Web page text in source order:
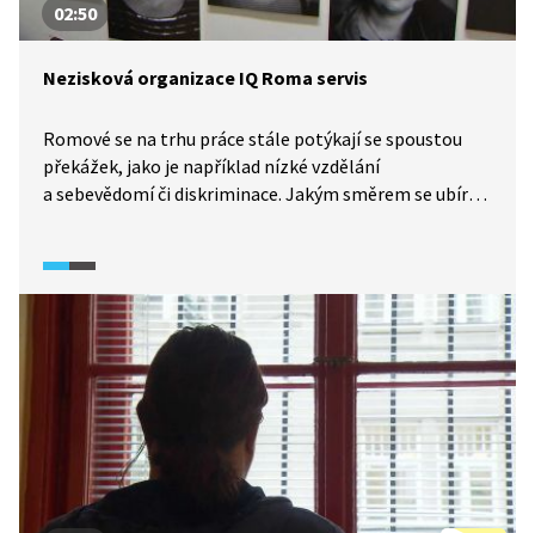
02:50
Nezisková organizace IQ Roma servis
Romové se na trhu práce stále potýkají se spoustou
překážek, jako je například nízké vzdělání
a sebevědomí či diskriminace. Jakým směrem se ubírá
Romům, aby byli v životě úspěšní a našli uplatnění
ve společnosti?